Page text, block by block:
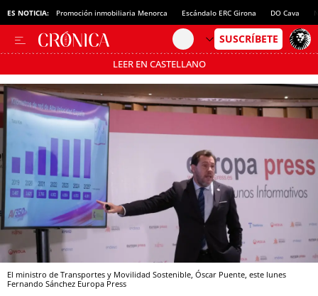
ES NOTICIA: Promoción inmobiliaria Menorca Escándalo ERC Girona DO Cava
LEER EN CASTELLANO
Pásate al MODO AHORRO
El ministro de Transportes y Movilidad Sostenible, Óscar Puente, este lunes
Fernando Sánchez Europa Press